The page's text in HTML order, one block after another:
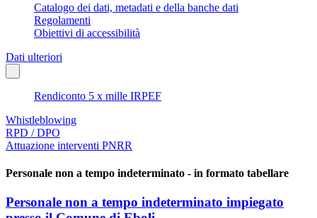
Catalogo dei dati, metadati e della banche dati
Regolamenti
Obiettivi di accessibilità
Dati ulteriori
Rendiconto 5 x mille IRPEF
Whistleblowing
RPD / DPO
Attuazione interventi PNRR
Personale non a tempo indeterminato - in formato tabellare
Personale non a tempo indeterminato impiegato